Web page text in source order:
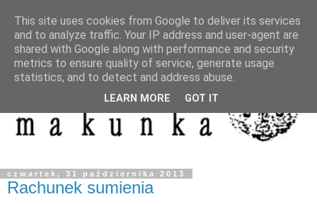
czwartek, 31 października 2013
Rachunek sumienia
This site uses cookies from Google to deliver its services
and to analyze traffic. Your IP address and user-agent are
shared with Google along with performance and security
metrics to ensure quality of service, generate usage
statistics, and to detect and address abuse.
LEARN MORE GOT IT